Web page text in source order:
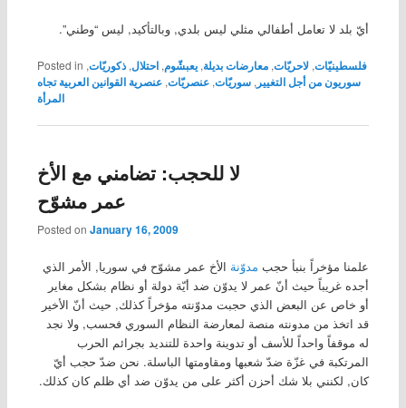
أيّ بلد لا تعامل أطفالي مثلي ليس بلدي, وبالتأكيد, ليس “وطني”.
Posted in فلسطينيّات,لاحريّات,معارضات بديلة,يعبشّوم,احتلال,ذكوريّات,
سوريون من أجل التغيير,سوريّات,عنصريّات,عنصرية القوانين العربية تجاه
المرأة
لا للحجب: تضامني مع الأخ
عمر مشوّح
Posted on January 16, 2009
علمنا مؤخراً بنبأ حجب مدوّنة الأخ عمر مشوّح في سوريا, الأمر الذي
أجده غريباً حيث أنّ عمر لا يدوّن ضد أيّة دولة أو نظام بشكل مغاير
أو خاص عن البعض الذي حجبت مدوّنته مؤخراً كذلك, حيث أنّ الأخير
قد اتخذ من مدونته منصة لمعارضة النظام السوري فحسب, ولا نجد
له موقفاً واحداً للأسف أو تدوينة واحدة للتنديد بجرائم الحرب
المرتكبة في غزّة ضدّ شعبها ومقاومتها الباسلة. نحن ضدّ حجب أيّ
كان, لكنني بلا شك أحزن أكثر على من يدوّن ضد أي ظلم كان كذلك.